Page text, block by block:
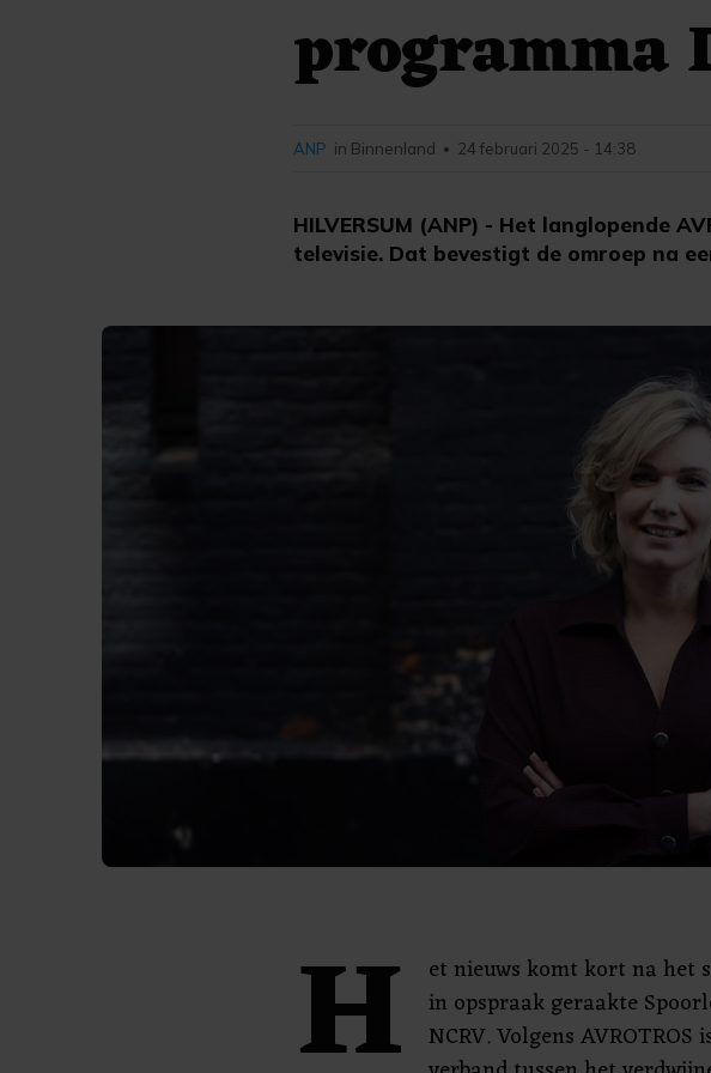
programma
HILVERSUM (ANP) - Het langlopende
televisie. Dat bevestigt de omroep na
ANP in Binnenland • 24 februari 2025 - 14:38
H
et nieuws komt kort na het
in opspraak geraakte
NCRV. Volgens AVROTROS